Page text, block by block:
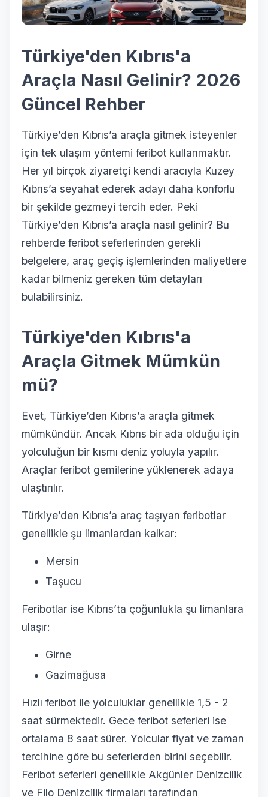
Türkiye'den Kıbrıs'a
Araçla Nasıl Gelinir? 2026
Güncel Rehber
Türkiye’den Kıbrıs’a araçla gitmek isteyenler
için tek ulaşım yöntemi feribot kullanmaktır.
Her yıl birçok ziyaretçi kendi aracıyla Kuzey
Kıbrıs’a seyahat ederek adayı daha konforlu
bir şekilde gezmeyi tercih eder. Peki
Türkiye’den Kıbrıs’a araçla nasıl gelinir? Bu
rehberde feribot seferlerinden gerekli
belgelere, araç geçiş işlemlerinden maliyetlere
kadar bilmeniz gereken tüm detayları
bulabilirsiniz.
Türkiye'den Kıbrıs'a
Araçla Gitmek Mümkün
mü?
Evet, Türkiye’den Kıbrıs’a araçla gitmek
mümkündür. Ancak Kıbrıs bir ada olduğu için
yolculuğun bir kısmı deniz yoluyla yapılır.
Araçlar feribot gemilerine yüklenerek adaya
ulaştırılır.
Türkiye’den Kıbrıs’a araç taşıyan feribotlar
genellikle şu limanlardan kalkar:
Mersin
Taşucu
Feribotlar ise Kıbrıs’ta çoğunlukla şu limanlara
ulaşır:
Girne
Gazimağusa
Hızlı feribot ile yolculuklar genellikle 1,5 - 2
saat sürmektedir. Gece feribot seferleri ise
ortalama 8 saat sürer. Yolcular fiyat ve zaman
tercihine göre bu seferlerden birini seçebilir.
Feribot seferleri genellikle Akgünler Denizcilik
ve Filo Denizcilik firmaları tarafından